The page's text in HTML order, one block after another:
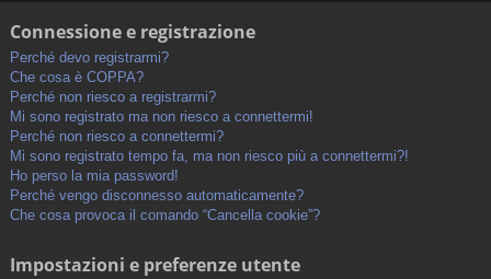
Connessione e registrazione
Perché devo registrarmi?
Che cosa è COPPA?
Perché non riesco a registrarmi?
Mi sono registrato ma non riesco a connettermi!
Perché non riesco a connettermi?
Mi sono registrato tempo fa, ma non riesco più a connettermi?!
Ho perso la mia password!
Perché vengo disconnesso automaticamente?
Che cosa provoca il comando “Cancella cookie”?
Impostazioni e preferenze utente